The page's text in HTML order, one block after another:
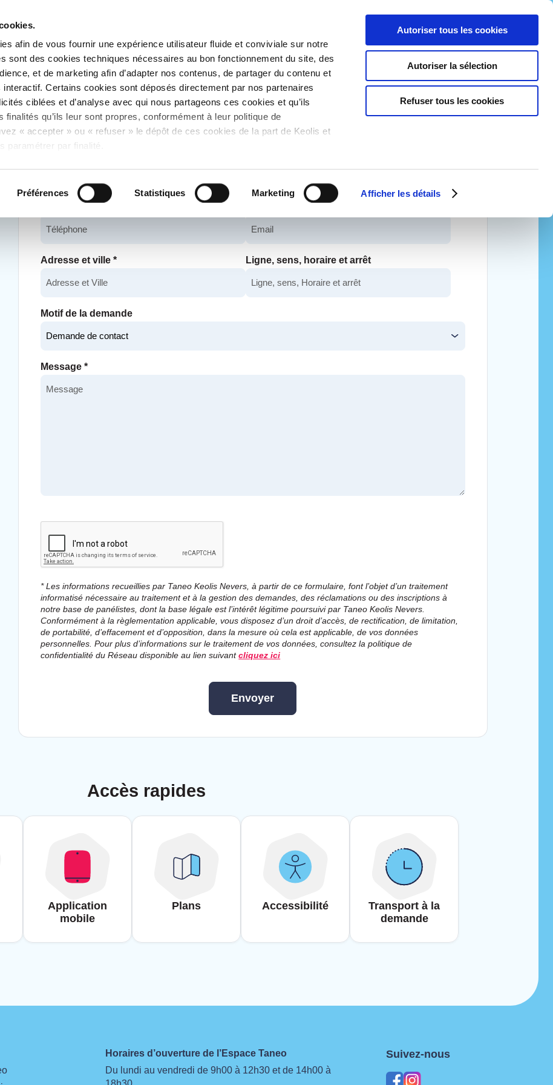
afin de vous fournir une expérience utilisateur fluide et conviviale sur notre
sont des cookies techniques nécessaires au bon fonctionnement du site, des
et de marketing afin d’adapter nos contenus, de partager du contenu et
Certains cookies sont déposés directement par nos partenaires
ciblées et d’analyse avec qui nous partageons ces cookies et qu’ils
finalités qu’ils leur sont propres, conformément à leur politique de
« accepter » ou « refuser » le dépôt de ces cookies de la part de Keolis et
paramétrer par finalité.
Préférences Statistiques Marketing Afficher les détails
Autoriser tous les cookies
Autoriser la sélection
Refuser tous les cookies
transport à la demande
changent.
Contact E-boutique Menu
Votre message
Les champs suivis d'un * sont obligatoires
Adresse et ville* Ligne, sens, horaire et arrêt
Motif de la demande
Message*
* Les informations recueillies par Taneo Keolis Nevers, à partir de ce formulaire, font l’objet d’un traitement
informatisé nécessaire au traitement et à la gestion des demandes, des réclamations ou des inscriptions à
notre base de panélistes, dont la base légale est l’intérêt légitime poursuivi par Taneo Keolis Nevers.
Conformément à la règlementation applicable, vous disposez d’un droit d’accès, de rectification, de limitation,
de portabilité, d’effacement et d’opposition, dans la mesure où cela est applicable, de vos données
personnelles. Pour plus d’informations sur le traitement de vos données, consultez la politique de
confidentialité du Réseau disponible au lien suivantcliquez ici
Envoyer
Accès rapides
Application
mobile
Plans Accessibilité
Transport à la
demande
Horaires d’ouverture de l’Espace Taneo
Du lundi au vendredi de 9h00 à 12h30 et de 14h00 à
Suivez-nous
facebookinstagram